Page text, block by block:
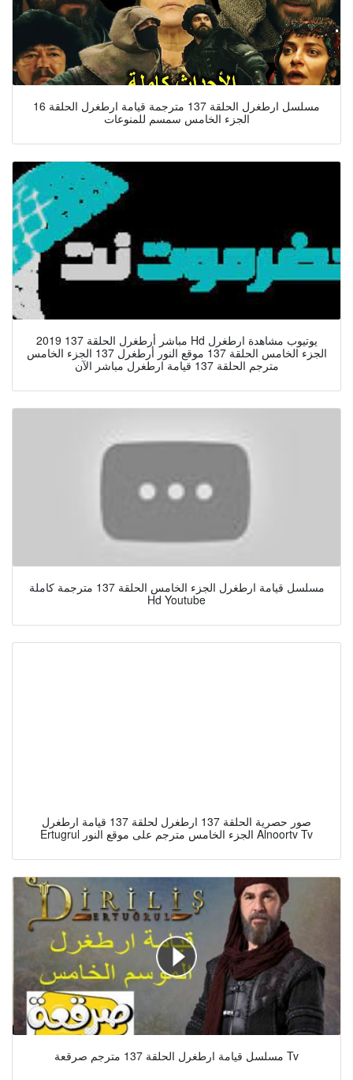
مسلسل ارطغرل الحلقة 137 مترجمة قيامة ارطغرل الحلقة 16
الجزء الخامس سمسم للمنوعات
2019 مباشر أرطغرل الحلقة 137 Hd يوتيوب مشاهدة ارطغرل
الجزء الخامس الحلقة 137 موقع النور أرطغرل 137 الجزء الخامس
مترجم الحلقة 137 قيامة ارطغرل مباشر الآن
مسلسل قيامة ارطغرل الجزء الخامس الحلقة 137 مترجمة كاملة
Hd Youtube
صور حصرية الحلقة 137 ارطغرل لحلقة 137 قيامة ارطغرل
Ertugrul الجزء الخامس مترجم على موقع النور Alnoortv Tv
مسلسل قيامة ارطغرل الحلقة 137 مترجم صرقعة Tv